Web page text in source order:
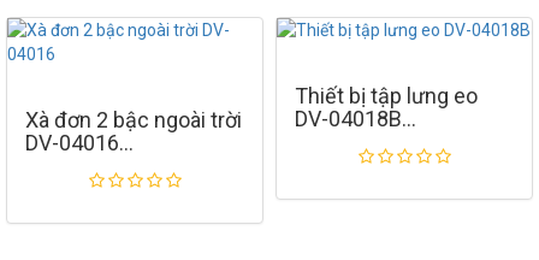
Xà đơn 2 bậc ngoài trời
DV-04016
Thiết bị tập lưng eo
DV-04018B